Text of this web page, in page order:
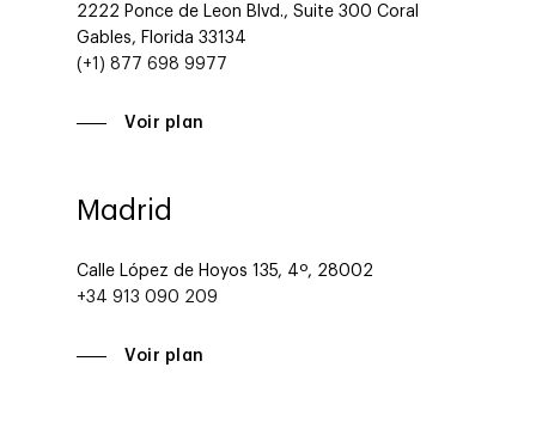
2222 Ponce de Leon Blvd., Suite 300 Coral
Gables, Florida 33134
(+1) 877 698 9977
Voir plan
Madrid
Calle López de Hoyos 135, 4º, 28002
+34 913 090 209
Voir plan